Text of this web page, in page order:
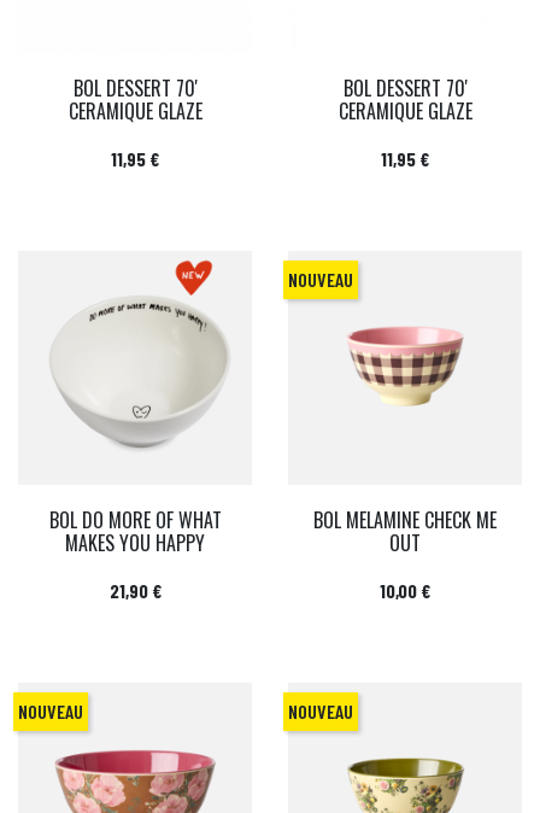
BOL DESSERT 70'
CERAMIQUE GLAZE
Prix
11,95 €
BOL DESSERT 70'
CERAMIQUE GLAZE
Prix
11,95 €
BOL DO MORE OF WHAT
MAKES YOU HAPPY
Prix
21,90 €
BOL MELAMINE CHECK ME
OUT
Prix
10,00 €
NOUVEAU
NOUVEAU NOUVEAU